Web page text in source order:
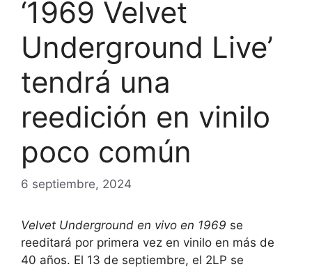
‘1969 Velvet
Underground Live’
tendrá una
reedición en vinilo
poco común
6 septiembre, 2024
Velvet Underground en vivo en 1969 se
reeditará por primera vez en vinilo en más de
40 años. El 13 de septiembre, el 2LP se